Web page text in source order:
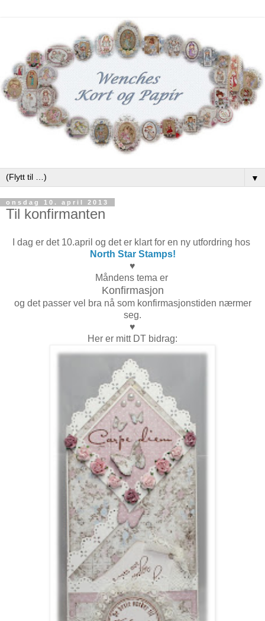
▼
onsdag 10. april 2013
Til konfirmanten
I dag er det 10.april og det er klart for en ny utfordring hos
North Star Stamps!
♥
Måndens tema er
Konfirmasjon
og det passer vel bra nå som konfirmasjonstiden nærmer
seg.
♥
Her er mitt DT bidrag: